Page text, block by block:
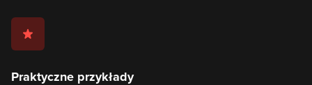
Praktyczne przykłady